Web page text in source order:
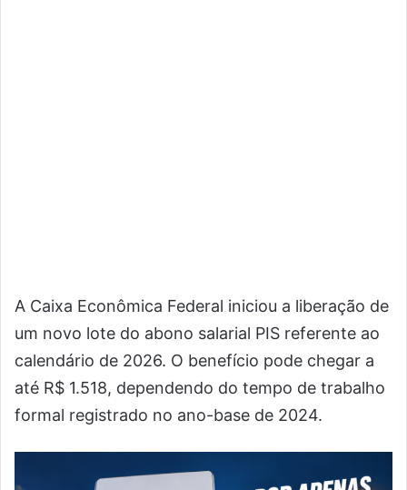
A Caixa Econômica Federal iniciou a liberação de
um novo lote do abono salarial PIS referente ao
calendário de 2026. O benefício pode chegar a
até R$ 1.518, dependendo do tempo de trabalho
formal registrado no ano-base de 2024.